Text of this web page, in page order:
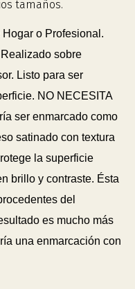
tamaños.
o Profesional.
sobre
Listo para ser
NO NECESITA
ser enmarcado como
satinado con textura
la superficie
brillo y contraste. Ésta
del
es mucho más
una enmarcación con